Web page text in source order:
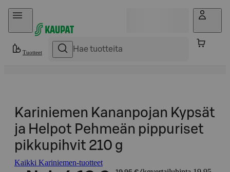
Hyppää sisältöön
Tuotteet
Kariniemen Kananpojan Kypsät
ja Helpot Pehmeän pippuriset
pikkupihvit 210 g
Kaikki Kariniemen-tuotteet